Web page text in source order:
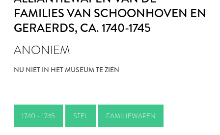
FAMILIES VAN SCHOONHOVEN EN
GERAERDS, CA. 1740-1745
ANONIEM
NU NIET IN HET MUSEUM TE ZIEN
1740 - 1745 STEL FAMILIEWAPEN